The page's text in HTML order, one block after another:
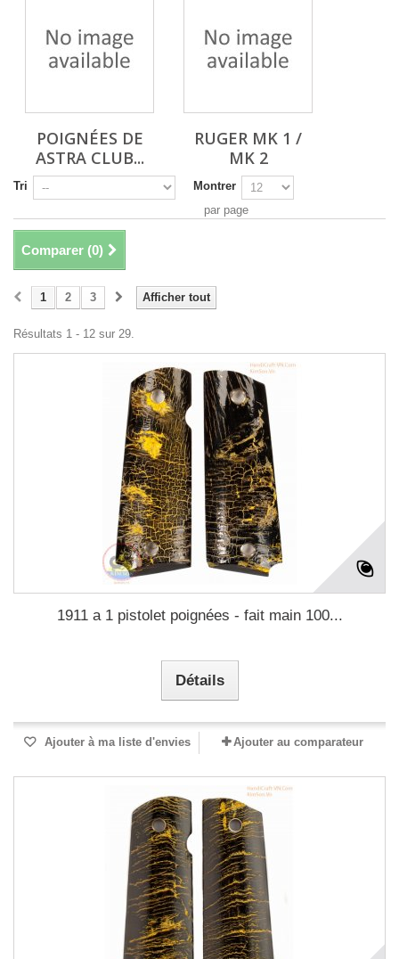
POIGNÉES DE
ASTRA CLUB...
RUGER MK 1 /
MK 2
Tri
Montrer
par page
Comparer (0)
Afficher tout
1 2 3
Résultats 1 - 12 sur 29.
1911 a 1 pistolet poignées - fait main 100...
Détails
Ajouter à ma liste d'envies Ajouter au comparateur